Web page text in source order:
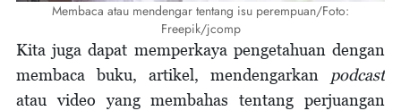
Membaca atau mendengar tentang isu perempuan/Foto:
Freepik/jcomp
Kita juga dapat memperkaya pengetahuan dengan
membaca buku, artikel, mendengarkan podcast
atau video yang membahas tentang perjuangan